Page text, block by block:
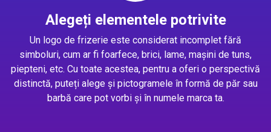
Alegeți elementele potrivite
Un logo de frizerie este considerat incomplet fără
simboluri, cum ar fi foarfece, brici, lame, mașini de tuns,
piepteni, etc. Cu toate acestea, pentru a oferi o perspectivă
distinctă, puteți alege și pictogramele în formă de păr sau
barbă care pot vorbi și în numele marca ta.